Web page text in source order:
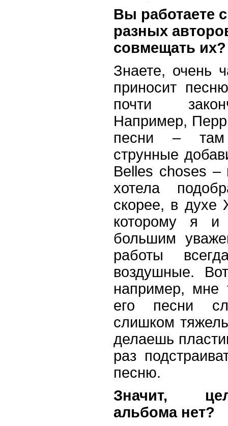
Вы работаете
разных
совмещать их?
Знаете, очень
приносит
почти
Например,
песни – там
струнные
Belles choses
хотела
скорее, в
которому я
большим
работы
воздушные.
например, мне
его песни
слишком
делаешь
раз
песню.
Значит,
альбома нет?